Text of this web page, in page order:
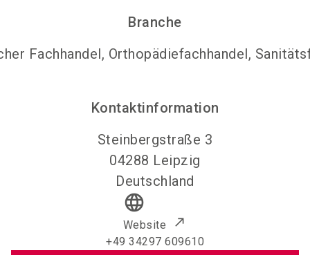
Branche
Fachhandel, Orthopädiefachhandel,
Kontaktinformation
Steinbergstraße 3
04288 Leipzig
Deutschland
language
Website
+49 34297 609610